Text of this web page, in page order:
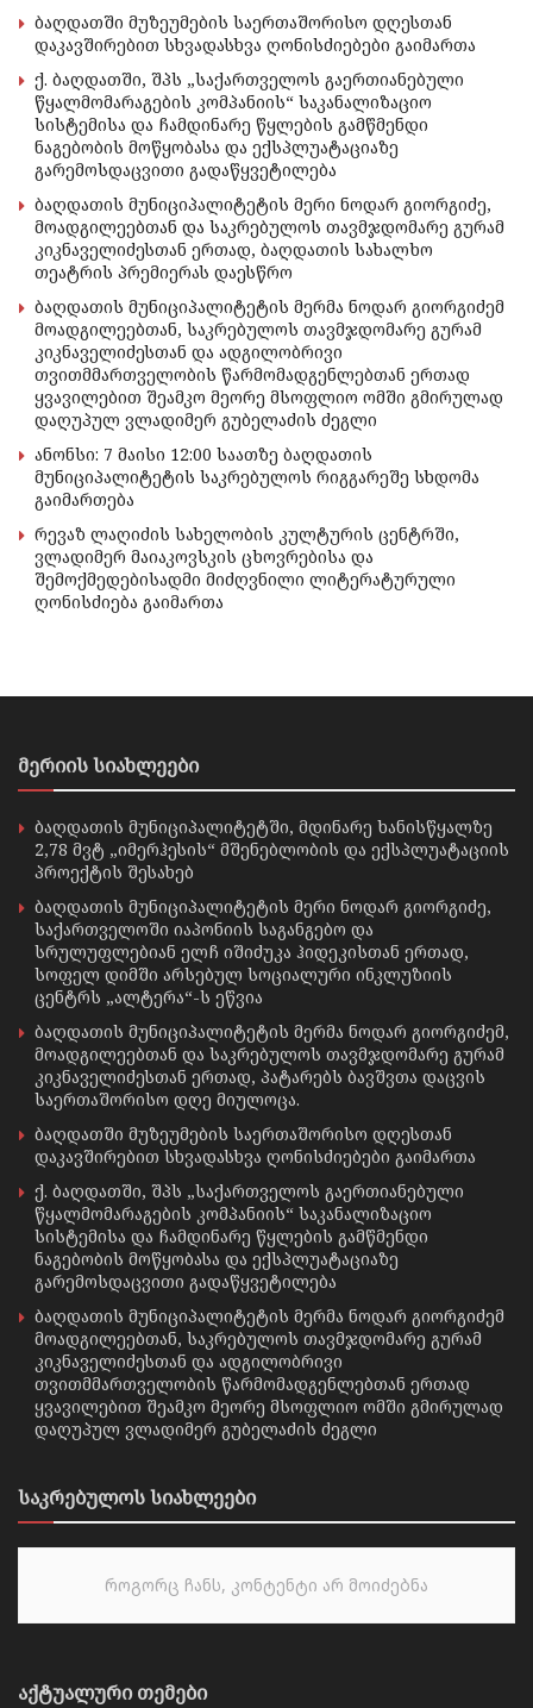
ბაღდათში მუზეუმების საერთაშორისო დღესთან
დაკავშირებით სხვადასხვა ღონისძიებები გაიმართა
ქ. ბაღდათში, შპს „საქართველოს გაერთიანებული
წყალმომარაგების კომპანიის“ საკანალიზაციო
სისტემისა და ჩამდინარე წყლების გამწმენდი
ნაგებობის მოწყობასა და ექსპლუატაციაზე
გარემოსდაცვითი გადაწყვეტილება
ბაღდათის მუნიციპალიტეტის მერი ნოდარ გიორგიძე,
მოადგილეებთან და საკრებულოს თავმჯდომარე გურამ
კიკნაველიძესთან ერთად, ბაღდათის სახალხო
თეატრის პრემიერას დაესწრო
ბაღდათის მუნიციპალიტეტის მერმა ნოდარ გიორგიძემ
მოადგილეებთან, საკრებულოს თავმჯდომარე გურამ
კიკნაველიძესთან და ადგილობრივი
თვითმმართველობის წარმომადგენლებთან ერთად
ყვავილებით შეამკო მეორე მსოფლიო ომში გმირულად
დაღუპულ ვლადიმერ გუბელაძის ძეგლი
ანონსი: 7 მაისი 12:00 საათზე ბაღდათის
მუნიციპალიტეტის საკრებულოს რიგგარეშე სხდომა
გაიმართება
რევაზ ლაღიძის სახელობის კულტურის ცენტრში,
ვლადიმერ მაიაკოვსკის ცხოვრებისა და
შემოქმედებისადმი მიძღვნილი ლიტერატურული
ღონისძიება გაიმართა
მერიის სიახლეები
ბაღდათის მუნიციპალიტეტში, მდინარე ხანისწყალზე
2,78 მვტ „იმერჰესის“ მშენებლობის და ექსპლუატაციის
პროექტის შესახებ
ბაღდათის მუნიციპალიტეტის მერი ნოდარ გიორგიძე,
საქართველოში იაპონიის საგანგებო და
სრულუფლებიან ელჩ იშიძუკა ჰიდეკისთან ერთად,
სოფელ დიმში არსებულ სოციალური ინკლუზიის
ცენტრს „ალტერა“-ს ეწვია
ბაღდათის მუნიციპალიტეტის მერმა ნოდარ გიორგიძემ,
მოადგილეებთან და საკრებულოს თავმჯდომარე გურამ
კიკნაველიძესთან ერთად, პატარებს ბავშვთა დაცვის
საერთაშორისო დღე მიულოცა.
ბაღდათში მუზეუმების საერთაშორისო დღესთან
დაკავშირებით სხვადასხვა ღონისძიებები გაიმართა
ქ. ბაღდათში, შპს „საქართველოს გაერთიანებული
წყალმომარაგების კომპანიის“ საკანალიზაციო
სისტემისა და ჩამდინარე წყლების გამწმენდი
ნაგებობის მოწყობასა და ექსპლუატაციაზე
გარემოსდაცვითი გადაწყვეტილება
ბაღდათის მუნიციპალიტეტის მერმა ნოდარ გიორგიძემ
მოადგილეებთან, საკრებულოს თავმჯდომარე გურამ
კიკნაველიძესთან და ადგილობრივი
თვითმმართველობის წარმომადგენლებთან ერთად
ყვავილებით შეამკო მეორე მსოფლიო ომში გმირულად
დაღუპულ ვლადიმერ გუბელაძის ძეგლი
საკრებულოს სიახლეები
როგორც ჩანს, კონტენტი არ მოიძებნა
აქტუალური თემები